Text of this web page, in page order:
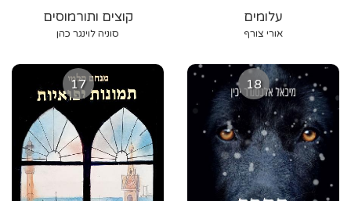
קוצים ותורמוסים
סוניה לוינגר כהן
עלומים
אורי צורף
17 18